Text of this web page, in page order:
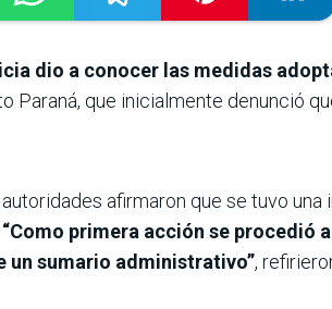
dio a conocer las medidas
Paraná, que inicialmente denunció
afirmaron que se tuvo
“Como primera acción se procedió
un sumario administrativo”,